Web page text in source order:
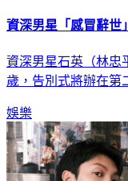
資深男星「感冒辭
資深男星石英（林忠
歲，告別式將辦在第
娛樂